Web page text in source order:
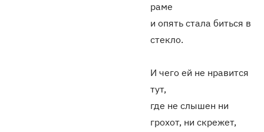
раме
и опять стала биться в
стекло.
И чего ей не нравится
тут,
где не слышен ни
грохот, ни скрежет,